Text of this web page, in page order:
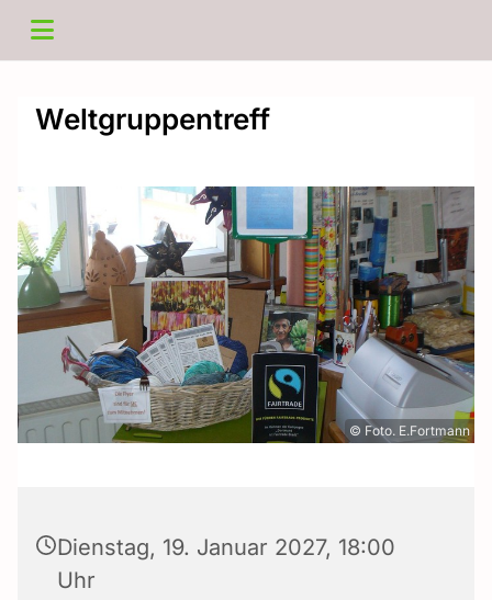
Weltgruppentreff
© Foto. E.Fortmann
Dienstag, 19. Januar 2027, 18:00
Uhr